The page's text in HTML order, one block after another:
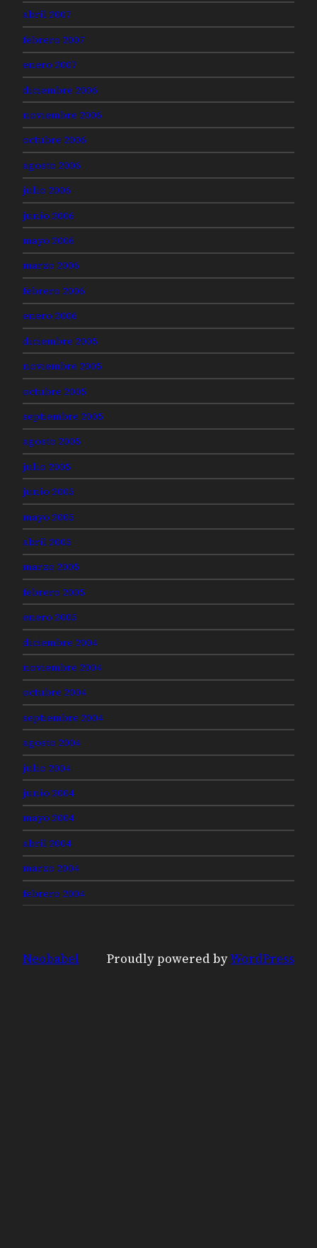
abril 2007
febrero 2007
enero 2007
diciembre 2006
noviembre 2006
octubre 2006
agosto 2006
julio 2006
junio 2006
mayo 2006
marzo 2006
febrero 2006
enero 2006
diciembre 2005
noviembre 2005
octubre 2005
septiembre 2005
agosto 2005
julio 2005
junio 2005
mayo 2005
abril 2005
marzo 2005
febrero 2005
enero 2005
diciembre 2004
noviembre 2004
octubre 2004
septiembre 2004
agosto 2004
julio 2004
junio 2004
mayo 2004
abril 2004
marzo 2004
febrero 2004
Neobabel Proudly powered byWordPress